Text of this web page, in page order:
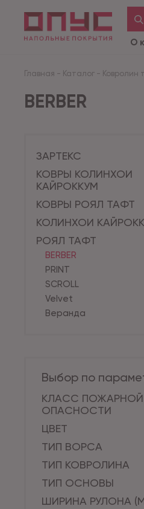
О
Главная - Каталог - Ковролин
BERBER
ЗАРТЕКС
КОВРЫ КОЛИНХОИ
КАЙРОККУМ
КОВРЫ РОЯЛ ТАФТ
КОЛИНХОИ
РОЯЛ ТАФТ
BERBER
PRINT
SCROLL
Velvet
Веранда
Выбор по
КЛАСС ПОЖАРНОЙ
ОПАСНОСТИ
ЦВЕТ
ТИП ВОРСА
ТИП КОВРОЛИНА
ТИП ОСНОВЫ
ШИРИНА РУЛОНА